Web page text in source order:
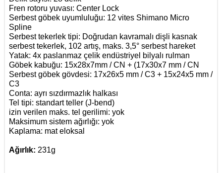
Fren rotoru yuvası: Center Lock
Serbest göbek uyumluluğu: 12 vites Shimano Micro
Spline
Serbest tekerlek tipi: Doğrudan kavramalı dişli kasnak
serbest tekerlek, 102 artış, maks. 3,5° serbest hareket
Yatak: 4x paslanmaz çelik endüstriyel bilyalı rulman
Göbek kabuğu: 15x28x7mm / CN + (17x30x7 mm / CN
Serbest göbek gövdesi: 17x26x5 mm / C3 + 15x24x5 mm /
C3
Conta: ayrı sızdırmazlık halkası
Tel tipi: standart teller (J-bend)
izin verilen maks. tel gerilimi: yok
Maksimum sistem ağırlığı: yok
Kaplama: mat eloksal
Ağırlık: 231g